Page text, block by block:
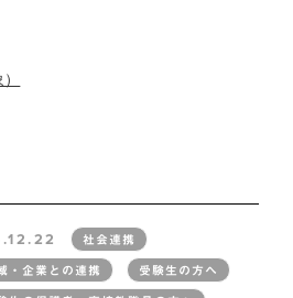
社会連携
・企業との連携 受験生の方へ